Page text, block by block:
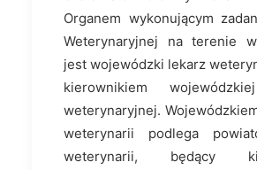
Organem wykonującym
Weterynaryjnej na terenie
jest wojewódzki lekarz
kierownikiem
weterynaryjnej.
weterynarii podlega
weterynarii, będący